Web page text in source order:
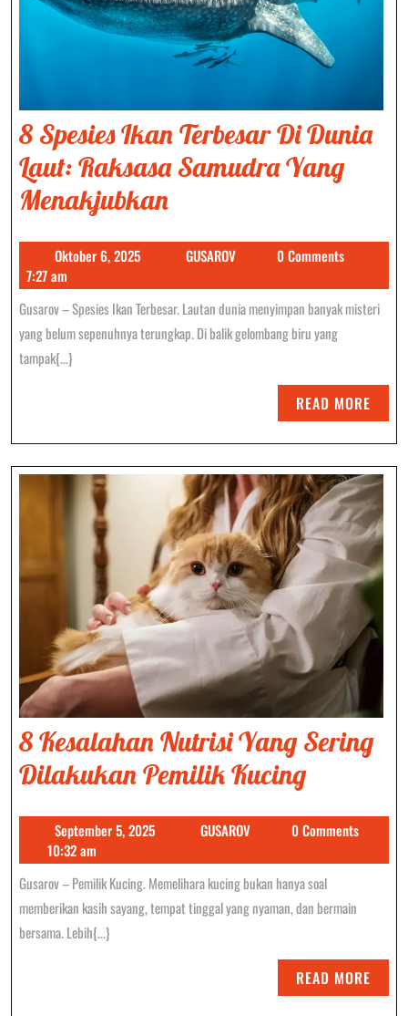
8 Spesies Ikan Terbesar Di Dunia
Laut: Raksasa Samudra Yang
Menakjubkan8
Ikan
Terbesar
Di
Samudra
Yang
Menakjubkan
Oktober 6, 2025Oktober
2025
GUSAROVGUSAROV0 Comments
7:27 am
Gusarov – Spesies Ikan Terbesar. Lautan dunia menyimpan banyak misteri
yang belum sepenuhnya terungkap. Di balik gelombang biru yang
tampak{...}
READ MORE
MORE
8 Kesalahan Nutrisi Yang Sering
Dilakukan Pemilik Kucing8
Nutrisi
Yang
Sering
Pemilik
Kucing
September 5, 2025September
2025
GUSAROVGUSAROV0 Comments
10:32 am
Gusarov – Pemilik Kucing. Memelihara kucing bukan hanya soal
memberikan kasih sayang, tempat tinggal yang nyaman, dan bermain
bersama. Lebih{...}
READ MORE
MORE